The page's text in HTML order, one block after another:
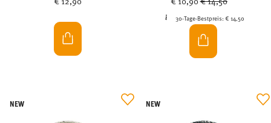
30-Tage-Bestpreis:€ 14,50
NEW NEW